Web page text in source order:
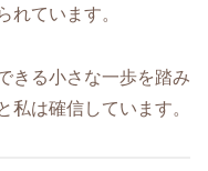
れています。
きる小さな一歩を踏み
私は確信しています。